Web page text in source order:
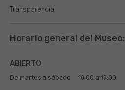
Transparencia
Horario general del Museo:
ABIERTO
De martes a sábado 10:00 a 19:00